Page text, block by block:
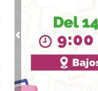
Ago 06, 2026 / 12:48
Nuevo ciclo en la
Ago 06, 2026 / 12:43
personas de 7
Palabra: Nahle
Previous